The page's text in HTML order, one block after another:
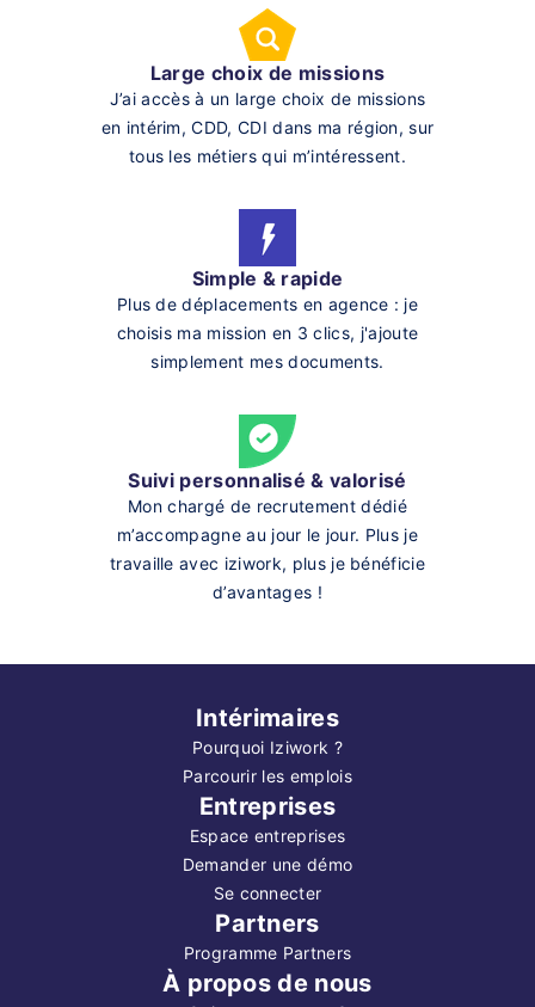
Large choix de missions
J’ai accès à un large choix de missions
en intérim, CDD, CDI dans ma région, sur
tous les métiers qui m’intéressent.
Simple & rapide
Plus de déplacements en agence : je
choisis ma mission en 3 clics, j'ajoute
simplement mes documents.
Suivi personnalisé & valorisé
Mon chargé de recrutement dédié
m’accompagne au jour le jour. Plus je
travaille avec iziwork, plus je bénéficie
d’avantages !
Intérimaires
Pourquoi Iziwork ?
Parcourir les emplois
Entreprises
Espace entreprises
Demander une démo
Se connecter
Partners
Programme Partners
À propos de nous